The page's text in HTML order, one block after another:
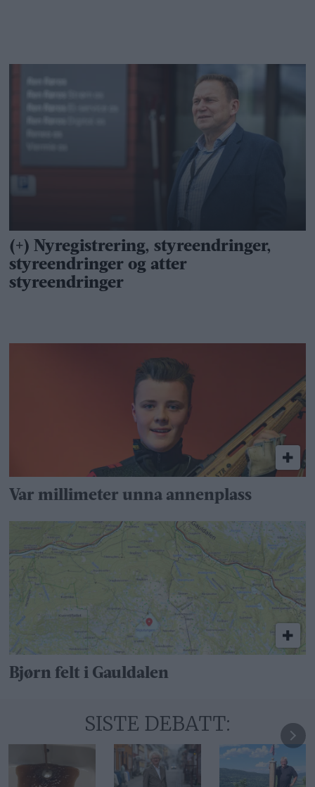
Var millimeter unna annenplass
Bjørn felt i Gauldalen
SISTE DEBATT: